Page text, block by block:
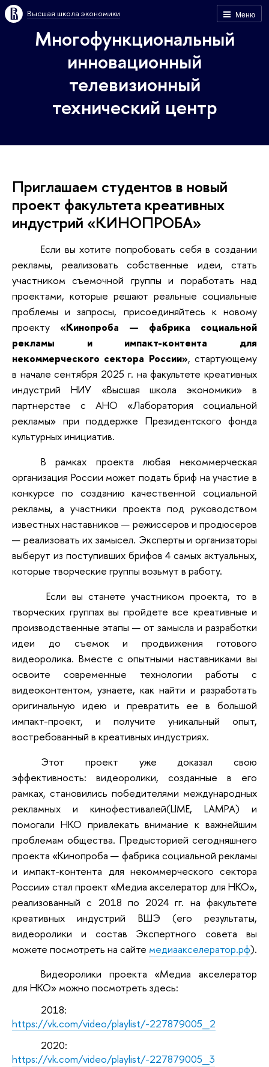
Меню
Высшая школа экономики
Многофункциональный
инновационный
телевизионный
технический центр
Приглашаем студентов в новый
проект факультета креативных
индустрий «КИНОПРОБА»
Если вы хотите попробовать себя в создании
рекламы, реализовать собственные идеи, стать
участником съемочной группы и поработать над
проектами, которые решают реальные социальные
проблемы и запросы, присоединяйтесь к новому
проекту «Кинопроба — фабрика социальной
рекламы и импакт-контента для
некоммерческого сектора России», стартующему
в начале сентября 2025 г. на факультете креативных
индустрий НИУ «Высшая школа экономики» в
партнерстве с АНО «Лаборатория социальной
рекламы» при поддержке Президентского фонда
культурных инициатив.
В рамках проекта любая некоммерческая
организация России может подать бриф на участие в
конкурсе по созданию качественной социальной
рекламы, а участники проекта под руководством
известных наставников — режиссеров и продюсеров
— реализовать их замысел. Эксперты и организаторы
выберут из поступивших брифов 4 самых актуальных,
которые творческие группы возьмут в работу.
Если вы станете участником проекта, то в
творческих группах вы пройдете все креативные и
производственные этапы — от замысла и разработки
идеи до съемок и продвижения готового
видеоролика. Вместе с опытными наставниками вы
освоите современные технологии работы с
видеоконтентом, узнаете, как найти и разработать
оригинальную идею и превратить ее в большой
импакт-проект, и получите уникальный опыт,
востребованный в креативных индустриях.
Этот проект уже доказал свою
эффективность: видеоролики, созданные в его
рамках, становились победителями международных
рекламных и кинофестивалей(LIME, LAMPA) и
помогали НКО привлекать внимание к важнейшим
проблемам общества. Предысторией сегодняшнего
проекта «Кинопроба — фабрика социальной рекламы
и импакт-контента для некоммерческого сектора
России» стал проект «Медиа акселератор для НКО»,
реализованный с 2018 по 2024 гг. на факультете
креативных индустрий ВШЭ (его результаты,
видеоролики и состав Экспертного совета вы
можете посмотреть на сайте медиаакселератор.рф).
Видеоролики проекта «Медиа акселератор
для НКО» можно посмотреть здесь:
2018:
https://vk.com/video/playlist/-227879005_2
2020:
https://vk.com/video/playlist/-227879005_3